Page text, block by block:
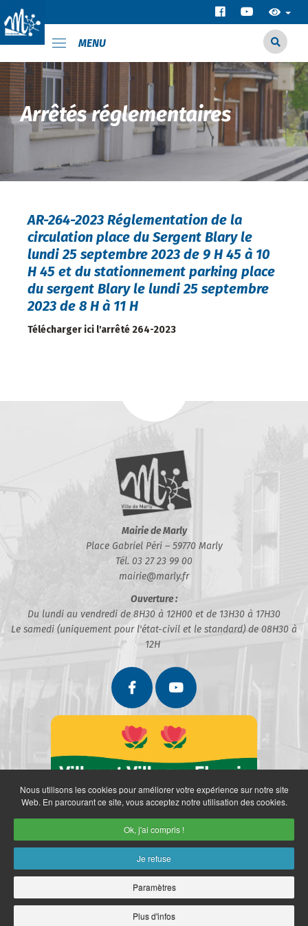
MENU
Arrêtés réglementaires
AR-264-2023 Réglementation de la
circulation place du Sergent Blary le
lundi 25 septembre 2023 de 9 H 45 à 10
H 45 et du stationnement parking place
du sergent Blary le lundi 25 septembre
2023 de 8 H à 11 H
Télécharger ici l'arrêté 264-2023
Mairie de Marly
Place Gabriel Péri – 59770 Marly
Tél. 03 27 23 99 00
mairie@marly.fr
Ouverture :
Du lundi au vendredi de 8H30 à 12H00 et de 13H30 à 17H30
Le samedi (uniquement pour l'état-civil et le standard) de 08H30 à
12H
Retrait des données personnelles
Plan du site
Accès restreint
Nous utilisons les cookies pour améliorer votre expérience sur notre site
Web. En parcourant ce site, vous acceptez notre utilisation des cookies.
Ok, j'ai compris !
Je refuse
Paramètres
Plus d'infos